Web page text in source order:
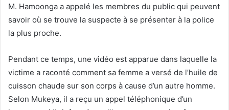
M. Hamoonga a appelé les membres du public qui peuvent
savoir où se trouve la suspecte à se présenter à la police
la plus proche.
Pendant ce temps, une vidéo est apparue dans laquelle la
victime a raconté comment sa femme a versé de l’huile de
cuisson chaude sur son corps à cause d’un autre homme.
Selon Mukeya, il a reçu un appel téléphonique d’un